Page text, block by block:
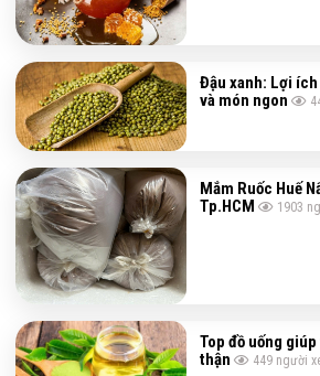
Đậu xanh: Lợi
và món ngon
Mắm Ruốc Huế
Tp.HCM
1903
Top đồ uống
thận
449 người